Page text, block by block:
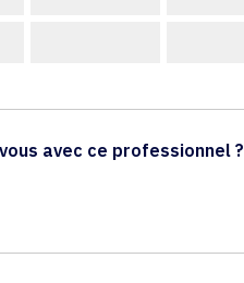
avec ce professionnel ?